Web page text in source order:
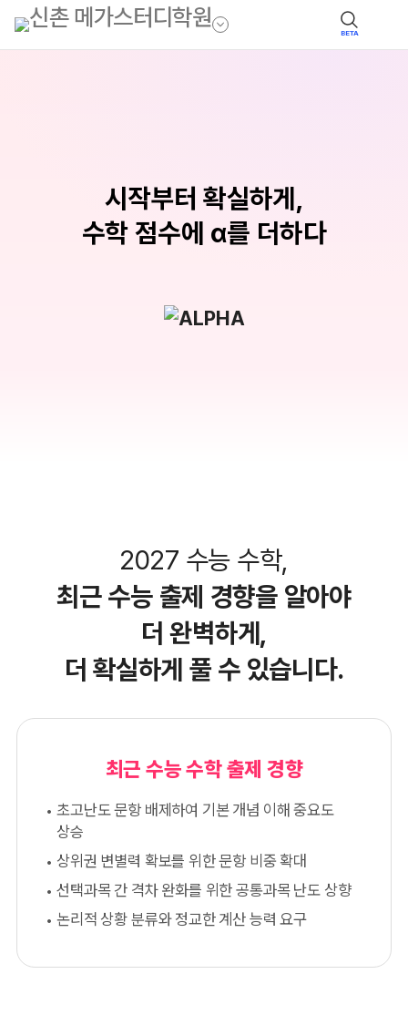
BETA
시작부터 확실하게,
수학 점수에 α를 더하다
2027 수능 수학,
최근 수능 출제 경향을 알아야
더 완벽하게,
더 확실하게 풀 수 있습니다.
최근 수능 수학 출제 경향
초고난도 문항 배제하여 기본 개념 이해 중요도
상승
상위권 변별력 확보를 위한 문항 비중 확대
선택과목 간 격차 완화를 위한 공통과목 난도 상향
논리적 상황 분류와 정교한 계산 능력 요구